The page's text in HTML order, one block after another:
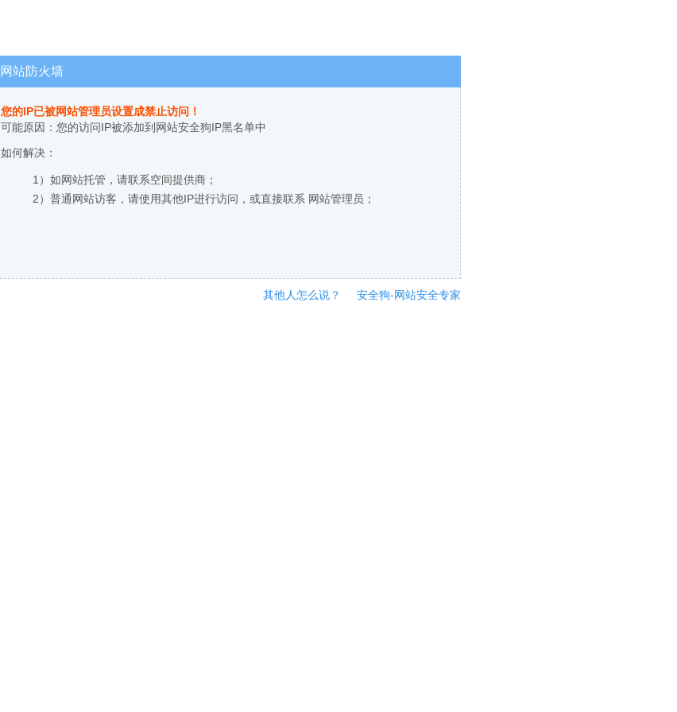
网站防火墙
您的IP已被网站管理员设置成禁止访问！
可能原因：您的访问IP被添加到网站安全狗IP黑名单中
如何解决：
1）如网站托管，请联系空间提供商；
2）普通网站访客，请使用其他IP进行访问，或直接联系 网站管理员；
其他人怎么说？ 安全狗-网站安全专家